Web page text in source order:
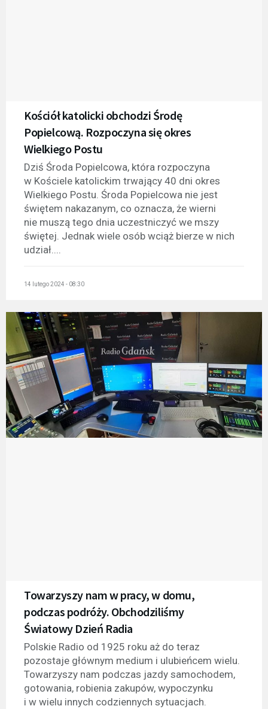
Kościół katolicki obchodzi Środę
Popielcową. Rozpoczyna się okres
Wielkiego Postu
Dziś Środa Popielcowa, która rozpoczyna
w Kościele katolickim trwający 40 dni okres
Wielkiego Postu. Środa Popielcowa nie jest
świętem nakazanym, co oznacza, że wierni
nie muszą tego dnia uczestniczyć we mszy
świętej. Jednak wiele osób wciąż bierze w nich
udział....
14 lutego 2024 - 08:30
Towarzyszy nam w pracy, w domu,
podczas podróży. Obchodziliśmy
Światowy Dzień Radia
Polskie Radio od 1925 roku aż do teraz
pozostaje głównym medium i ulubieńcem wielu.
Towarzyszy nam podczas jazdy samochodem,
gotowania, robienia zakupów, wypoczynku
i w wielu innych codziennych sytuacjach.